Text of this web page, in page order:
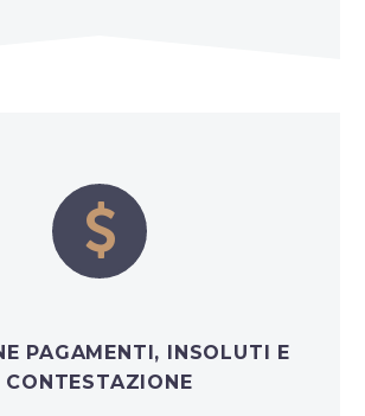


PAGAMENTI, INSOLUTI E
CONTESTAZIONE